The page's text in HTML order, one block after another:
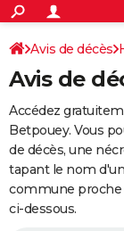
ACTUALITÉS
Politique
Société
Faits Divers
Education
Monde
Villes
+
SPORT
Coupe du monde
Football
Tennis
Cyclisme
Rugby
Forum
Programme TV
TNT
Streaming
Cinéma
Sorties cinéma
Musique
+
FINANCE
Retraite
Epargne
Immobilier
Risques naturels
Assurance
AUTO
Essais
Réserver un essai
Citadines
Berlines
SUV
Forum auto
+HIGH-TECH
Avis de décès
Avis de
Accédez
Betpouey. Vous
de décès, une
tapant le nom
commune proche
ci-dessous.